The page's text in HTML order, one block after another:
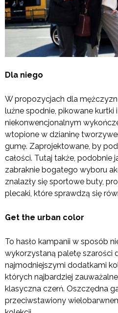
Dla niego
W propozycjach dla
luźne spodnie, pikowane kurtki
niekonwencjonalnym
wtopione w dzianinę
gumę. Zaprojektowane, by
całości. Tutaj także, podobnie
zabraknie bogatego wyboru
znalazły się sportowe buty,
plecaki, które sprawdzą się
Get the urban color
To hasło kampanii w sposób
wykorzystaną paletę szarości
najmodniejszymi dodatkami
których najbardziej
klasyczna czerń. Oszczędna
przeciwstawiony